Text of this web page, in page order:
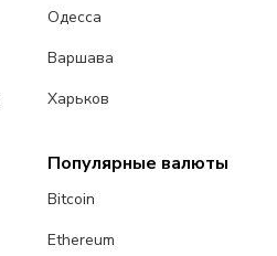
Одесса
Варшава
Харьков
Популярные валюты
Bitcoin
Ethereum